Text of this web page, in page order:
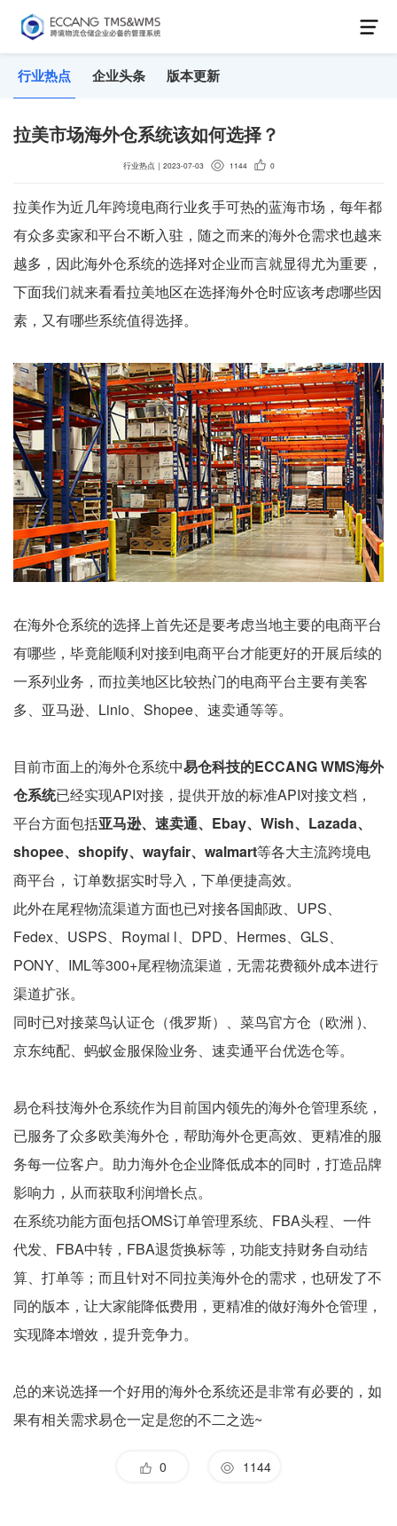
行业热点 企业头条 版本更新
拉美市场海外仓系统该如何选择？
行业热点 ｜ 2023-07-03 1144 0
拉美作为近几年跨境电商行业炙手可热的蓝海市场，每年都
有众多卖家和平台不断入驻，随之而来的海外仓需求也越来
越多，因此海外仓系统的选择对企业而言就显得尤为重要，
下面我们就来看看拉美地区在选择海外仓时应该考虑哪些因
素，又有哪些系统值得选择。
在海外仓系统的选择上首先还是要考虑当地主要的电商平台
有哪些，毕竟能顺利对接到电商平台才能更好的开展后续的
一系列业务，而拉美地区比较热门的电商平台主要有美客
多、亚马逊、Linio、Shopee、速卖通等等。
目前市面上的海外仓系统中易仓科技的ECCANG WMS海外
仓系统已经实现API对接，提供开放的标准API对接文档，
平台方面包括亚马逊、速卖通、Ebay、Wish、Lazada、
shopee、shopify、wayfair、walmart等各大主流跨境电
商平台， 订单数据实时导入，下单便捷高效。
此外在尾程物流渠道方面也已对接各国邮政、UPS、
Fedex、USPS、Roymai l、DPD、Hermes、GLS、
PONY、IML等300+尾程物流渠道，无需花费额外成本进行
渠道扩张。
同时已对接菜鸟认证仓（俄罗斯）、菜鸟官方仓（欧洲 )、
京东纯配、蚂蚁金服保险业务、速卖通平台优选仓等。
易仓科技海外仓系统作为目前国内领先的海外仓管理系统，
已服务了众多欧美海外仓，帮助海外仓更高效、更精准的服
务每一位客户。助力海外仓企业降低成本的同时，打造品牌
影响力，从而获取利润增长点。
在系统功能方面包括OMS订单管理系统、FBA头程、一件
代发、FBA中转，FBA退货换标等，功能支持财务自动结
算、打单等；而且针对不同拉美海外仓的需求，也研发了不
同的版本，让大家能降低费用，更精准的做好海外仓管理，
实现降本增效，提升竞争力。
总的来说选择一个好用的海外仓系统还是非常有必要的，如
果有相关需求易仓一定是您的不二之选~
0 1144